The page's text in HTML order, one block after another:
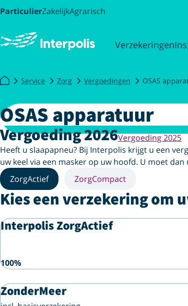
ParticulierZakelijkAgrarisch
Verzekeringen
Service Zorg Vergoedingen OSAS
OSAS apparatuur
Vergoeding 2026Vergoeding 2025
Heeft u slaapapneu? Bij Interpolis krijgt u een
uw keel via een masker op uw hoofd. U moet
ZorgActief
ZorgCompact
Kies een verzekering om
Interpolis ZorgActief
100%
ZonderMeer